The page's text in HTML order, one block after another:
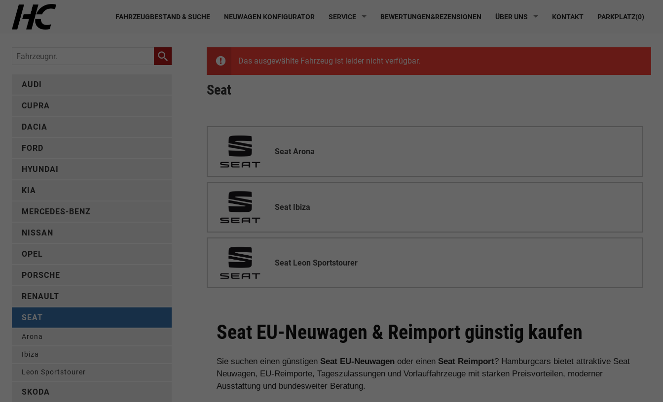
FAHRZEUGBESTAND & SUCHE NEUWAGEN KONFIGURATOR SERVICE BEWERTUNGEN&REZENSIONEN ÜBER UNS KONTAKT PARKPLATZ(0)
Das ausgewählte Fahrzeug ist leider nicht verfügbar.
Seat
Seat Arona
Seat Ibiza
Seat Leon Sportstourer
Seat EU-Neuwagen & Reimport günstig kaufen
Sie suchen einen günstigen Seat EU-Neuwagen oder einen Seat Reimport? Hamburgcars bietet attraktive Seat
Neuwagen, EU-Reimporte, Tageszulassungen und Vorlauffahrzeuge mit starken Preisvorteilen, moderner
Ausstattung und bundesweiter Beratung.
Fahrzeugnr.
AUDI
CUPRA
DACIA
FORD
HYUNDAI
KIA
MERCEDES-BENZ
NISSAN
OPEL
PORSCHE
RENAULT
SEAT
Arona
Ibiza
Leon Sportstourer
SKODA